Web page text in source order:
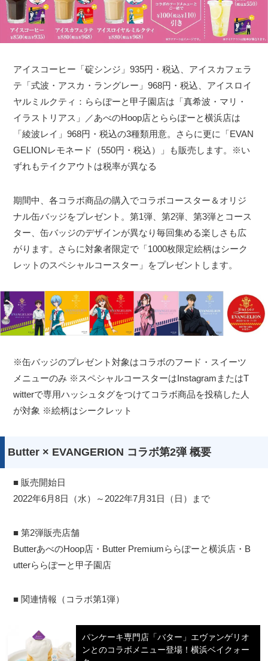
アイスコーヒー「碇シンジ」935円・税込、アイスカフェラ
テ「式波・アスカ・ラングレー」968円・税込、アイスロイ
ヤルミルクティ：ららぽーと甲子園店は「真希波・マリ・
イラストリアス」／あべのHoop店とららぽーと横浜店は
「綾波レイ」968円・税込の3種類用意。さらに更に「EVAN
GELIONレモネード（550円・税込）」も販売します。※い
ずれもテイクアウトは税率が異なる
期間中、各コラボ商品の購入でコラボコースター＆オリジ
ナル缶バッジをプレゼント。第1弾、第2弾、第3弾とコース
ター、缶バッジのデザインが異なり毎回集める楽しさも広
がります。さらに対象者限定で「1000枚限定絵柄はシーク
レットのスペシャルコースター」をプレゼントします。
※缶バッジのプレゼント対象はコラボのフード・スイーツ
メニューのみ ※スペシャルコースターはInstagramまたはT
witterで専用ハッシュタグをつけてコラボ商品を投稿した人
が対象 ※絵柄はシークレット
Butter × EVANGERION コラボ第2弾 概要
■ 販売開始日
2022年6月8日（水）～2022年7月31日（日）まで
■ 第2弾販売店舗
ButterあべのHoop店・Butter Premiumららぽーと横浜店・B
utterららぽーと甲子園店
■ 関連情報（コラボ第1弾）
パンケーキ専門店「バター」エヴァンゲリオ
ンとのコラボメニュー登場！横浜ベイクォー